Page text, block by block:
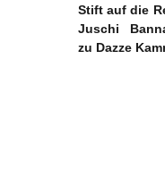
Stift auf die
Juschi
zu Dazze